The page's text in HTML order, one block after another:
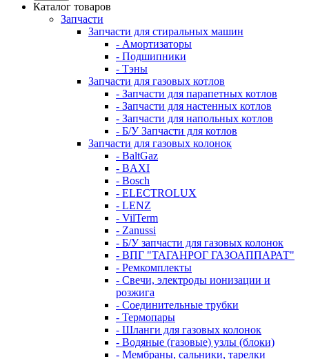
Каталог товаров
Запчасти
Запчасти для стиральных машин
- Амортизаторы
- Подшипники
- Тэны
Запчасти для газовых котлов
- Запчасти для парапетных котлов
- Запчасти для настенных котлов
- Запчасти для напольных котлов
- Б/У Запчасти для котлов
Запчасти для газовых колонок
- BaltGaz
- BAXI
- Bosch
- ELECTROLUX
- LENZ
- VilTerm
- Zanussi
- Б/У запчасти для газовых колонок
- ВПГ "ТАГАНРОГ ГАЗОАППАРАТ"
- Ремкомплекты
- Свечи, электроды ионизации и
розжига
- Соединительные трубки
- Термопары
- Шланги для газовых колонок
- Водяные (газовые) узлы (блоки)
- Мембраны, сальники, тарелки